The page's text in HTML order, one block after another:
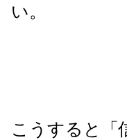
い。
こうすると「